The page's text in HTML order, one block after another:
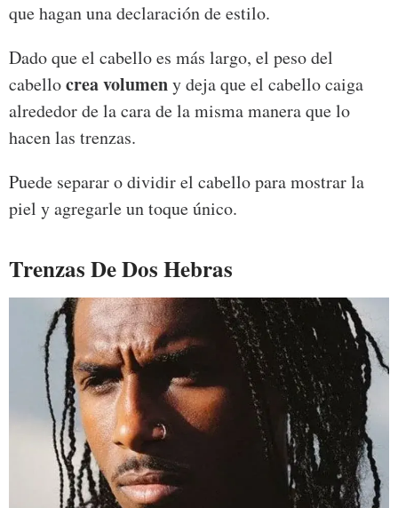
que hagan una declaración de estilo.
Dado que el cabello es más largo, el peso del
cabellocrea volumeny deja que el cabello caiga
alrededor de la cara de la misma manera que lo
hacen las trenzas.
Puede separar o dividir el cabello para mostrar la
piel y agregarle un toque único.
Trenzas De Dos Hebras